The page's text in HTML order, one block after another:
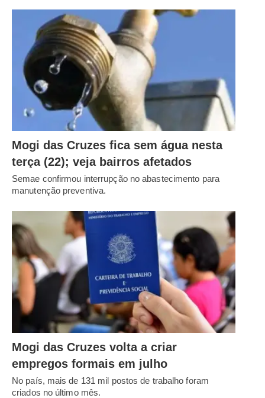
Mogi das Cruzes fica sem água nesta
terça (22); veja bairros afetados
Semae confirmou interrupção no abastecimento para
manutenção preventiva.
Mogi das Cruzes volta a criar
empregos formais em julho
No país, mais de 131 mil postos de trabalho foram
criados no último mês.